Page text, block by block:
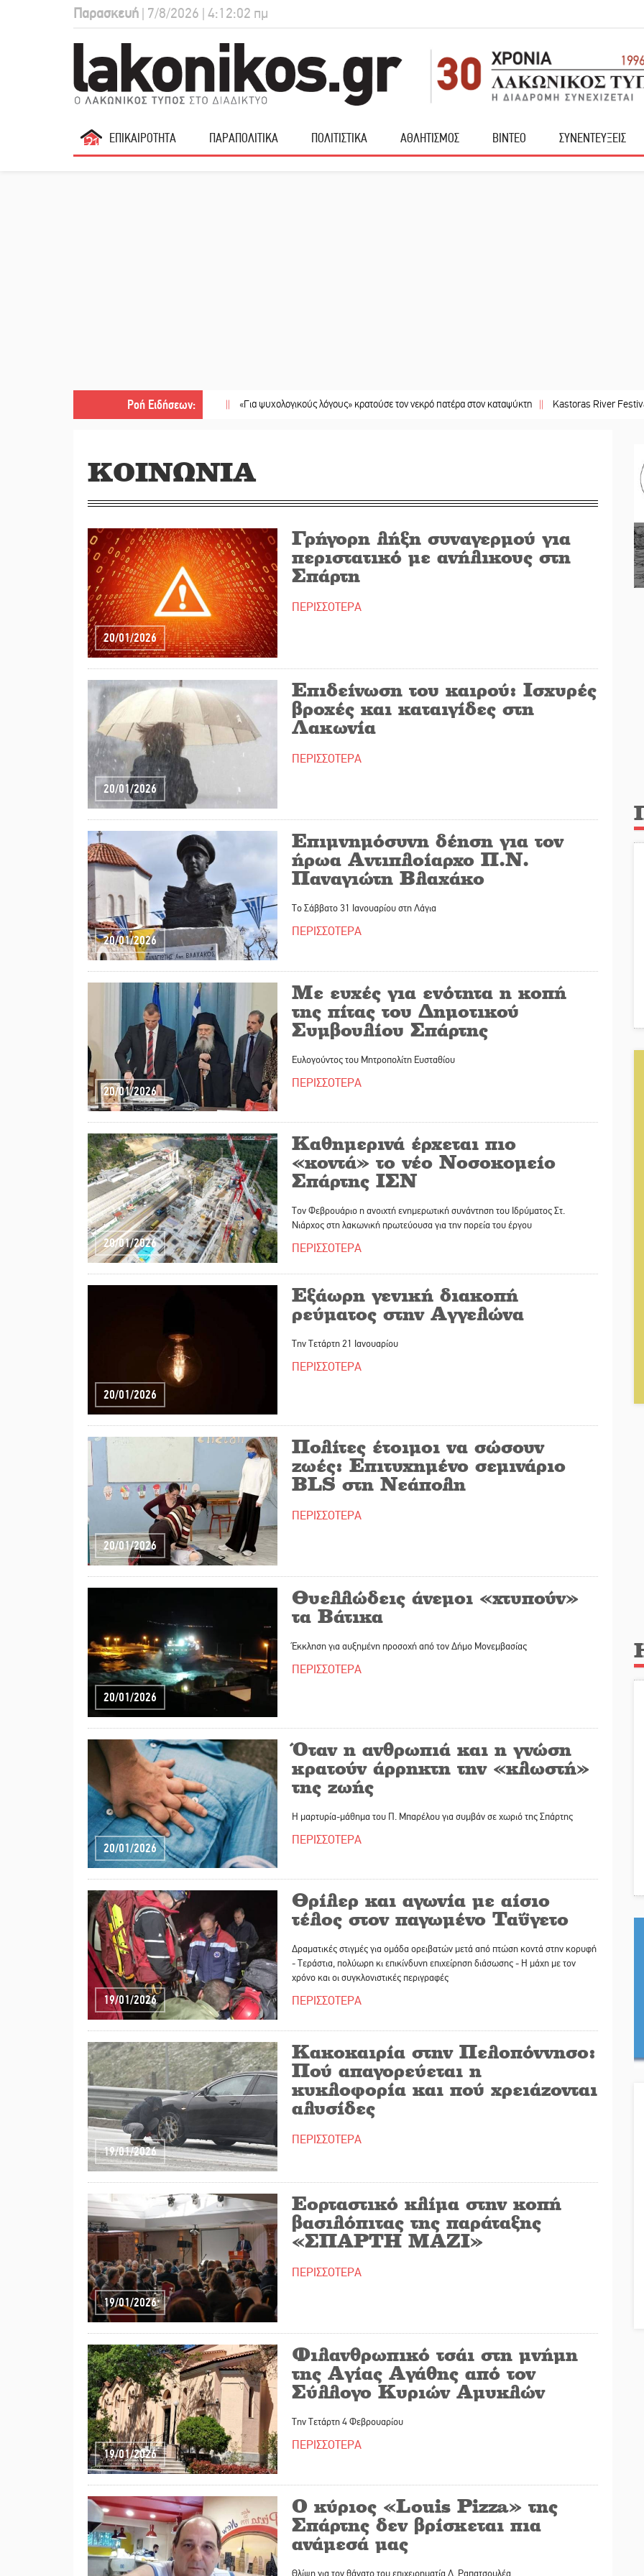
Παρασκευή | 7/8/2026 | 4:12:04 πμ
ΕΠΙΚΑΙΡΟΤΗΤΑ ΠΑΡΑΠΟΛΙΤΙΚΑ ΠΟΛΙΤΙΣΤΙΚΑ ΑΘΛΗΤΙΣΜΟΣ ΒΙΝΤΕΟ ΣΥΝΕΝΤΕΥΞΕΙΣ
Ροή Ειδήσεων:
|| «Για ψυχολογικούς λόγους» κρατούσε τον νεκρό πατέρα στον καταψύκτη || Kastoras River Festival 2026: Ένα νέο
ΚΟΙΝΩΝΙΑ
20/01/2026
Γρήγορη λήξη συναγερμού για
περιστατικό με ανήλικους στη
Σπάρτη
ΠΕΡΙΣΣΟΤΕΡΑ
20/01/2026
Επιδείνωση του καιρού: Ισχυρές
βροχές και καταιγίδες στη
Λακωνία
ΠΕΡΙΣΣΟΤΕΡΑ
20/01/2026
Επιμνημόσυνη δέηση για τον
ήρωα Αντιπλοίαρχο Π.Ν.
Παναγιώτη Βλαχάκο
Το Σάββατο 31 Ιανουαρίου στη Λάγια
ΠΕΡΙΣΣΟΤΕΡΑ
20/01/2026
Με ευχές για ενότητα η κοπή
της πίτας του Δημοτικού
Συμβουλίου Σπάρτης
Ευλογούντος του Μητροπολίτη Ευσταθίου
ΠΕΡΙΣΣΟΤΕΡΑ
20/01/2026
Καθημερινά έρχεται πιο
«κοντά» το νέο Νοσοκομείο
Σπάρτης ΙΣΝ
Τον Φεβρουάριο η ανοιχτή ενημερωτική συνάντηση του Ιδρύματος Στ.
Νιάρχος στη λακωνική πρωτεύουσα για την πορεία του έργου
ΠΕΡΙΣΣΟΤΕΡΑ
20/01/2026
Εξάωρη γενική διακοπή
ρεύματος στην Αγγελώνα
Την Τετάρτη 21 Ιανουαρίου
ΠΕΡΙΣΣΟΤΕΡΑ
20/01/2026
Πολίτες έτοιμοι να σώσουν
ζωές: Επιτυχημένο σεμινάριο
BLS στη Νεάπολη
ΠΕΡΙΣΣΟΤΕΡΑ
20/01/2026
Θυελλώδεις άνεμοι «χτυπούν»
τα Βάτικα
Έκκληση για αυξημένη προσοχή από τον Δήμο Μονεμβασίας
ΠΕΡΙΣΣΟΤΕΡΑ
20/01/2026
Όταν η ανθρωπιά και η γνώση
κρατούν άρρηκτη την «κλωστή»
της ζωής
Η μαρτυρία-μάθημα του Π. Μπαρέλου για συμβάν σε χωριό της Σπάρτης
ΠΕΡΙΣΣΟΤΕΡΑ
19/01/2026
Θρίλερ και αγωνία με αίσιο
τέλος στον παγωμένο Ταΰγετο
Δραματικές στιγμές για ομάδα ορειβατών μετά από πτώση κοντά στην κορυφή
- Τεράστια, πολύωρη κι επικίνδυνη επιχείρηση διάσωσης - Η μάχη με τον
χρόνο και οι συγκλονιστικές περιγραφές
ΠΕΡΙΣΣΟΤΕΡΑ
19/01/2026
Κακοκαιρία στην Πελοπόννησο:
Πού απαγορεύεται η
κυκλοφορία και πού χρειάζονται
αλυσίδες
ΠΕΡΙΣΣΟΤΕΡΑ
19/01/2026
Εορταστικό κλίμα στην κοπή
βασιλόπιτας της παράταξης
«ΣΠΑΡΤΗ ΜΑΖΙ»
ΠΕΡΙΣΣΟΤΕΡΑ
19/01/2026
Φιλανθρωπικό τσάι στη μνήμη
της Αγίας Αγάθης από τον
Σύλλογο Κυριών Αμυκλών
Την Τετάρτη 4 Φεβρουαρίου
ΠΕΡΙΣΣΟΤΕΡΑ
Ο κύριος «Louis Pizza» της
Σπάρτης δεν βρίσκεται πια
ανάμεσά μας
Θλίψη για τον θάνατο του επιχειρηματία Λ. Ραπατσουλέα